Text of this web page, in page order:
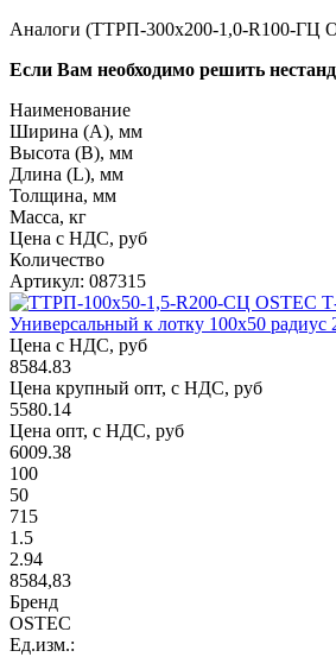
Аналоги (ТТРП-300х200-1,0-R100-ГЦ
Если Вам необходимо решить
Наименование
Ширина (А), мм
Высота (В), мм
Длина (L), мм
Толщина, мм
Масса, кг
Цена с НДС, руб
Количество
Артикул: 087315
Универсальный к лотку 100х50
Цена с НДС, руб
8584.83
Цена крупный опт, с НДС, руб
5580.14
Цена опт, с НДС, руб
6009.38
100
50
715
1.5
2.94
8584,83
Бренд
OSTEC
Ед.изм.: